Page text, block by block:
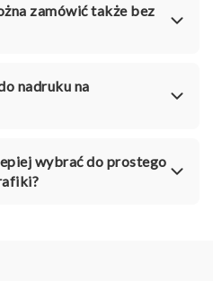
zamówić także bez
nadruku na
wybrać do prostego